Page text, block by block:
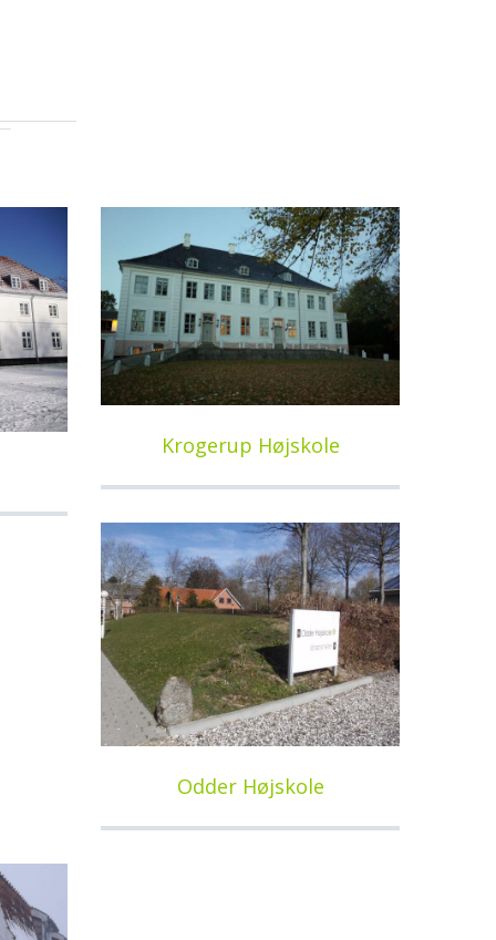
Krogerup Højskole
Odder Højskole